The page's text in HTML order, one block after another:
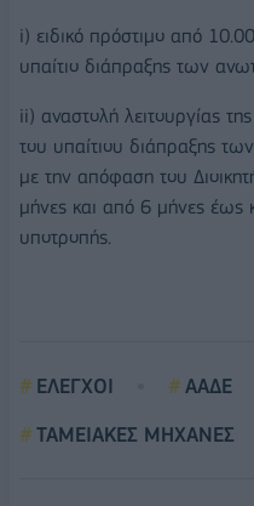
i) ειδικό πρόστιμο από
υπαίτιο διάπραξης των
ii) αναστολή λειτουργίας
του υπαίτιου διάπραξης
με την απόφαση του
μήνες και από 6 μήνες έως
υποτροπής.
ΕΛΕΓΧΟΙ ΑΑΔΕ
ΤΑΜΕΙΑΚΕΣ ΜΗΧΑΝΕΣ